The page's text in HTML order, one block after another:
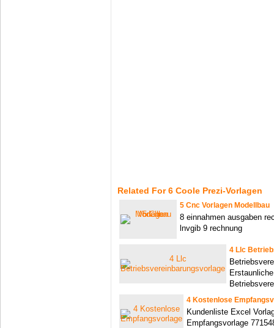
Related For 6 Coole Prezi-Vorlagen
5 Cnc Vorlagen Modellbau
8 einnahmen ausgaben
lnvgib 9 rechnung
4 Llc
4 Kostenlose
Kundenliste Excel
Empfangsvorlage